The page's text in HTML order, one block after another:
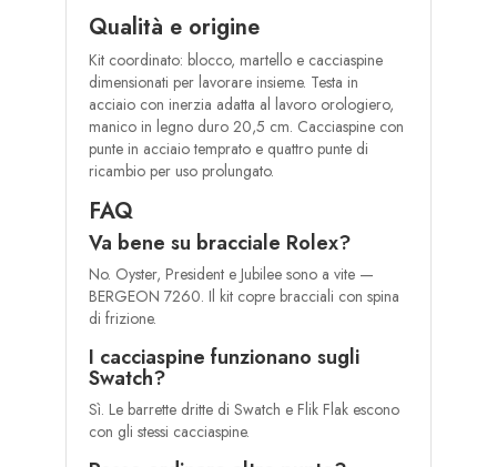
Qualità e origine
Kit coordinato: blocco, martello e cacciaspine
dimensionati per lavorare insieme. Testa in
acciaio con inerzia adatta al lavoro orologiero,
manico in legno duro 20,5 cm. Cacciaspine con
punte in acciaio temprato e quattro punte di
ricambio per uso prolungato.
FAQ
Va bene su bracciale Rolex?
No. Oyster, President e Jubilee sono a vite —
BERGEON 7260. Il kit copre bracciali con spina
di frizione.
I cacciaspine funzionano sugli
Swatch?
Sì. Le barrette dritte di Swatch e Flik Flak escono
con gli stessi cacciaspine.